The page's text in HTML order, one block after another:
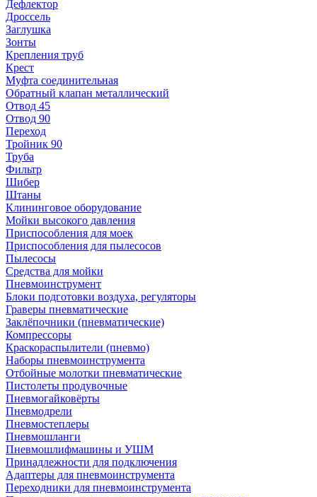
Дефлектор
Дроссель
Заглушка
Зонты
Крепления труб
Крест
Муфта соединительная
Обратный клапан металлический
Отвод 45
Отвод 90
Переход
Тройник 90
Труба
Фильтр
Шибер
Штаны
Клининговое оборудование
Мойки высокого давления
Приспособления для моек
Приспособления для пылесосов
Пылесосы
Средства для мойки
Пневмоинструмент
Блоки подготовки воздуха, регуляторы
Граверы пневматические
Заклёпочники (пневматические)
Компрессоры
Краскораспылители (пневмо)
Наборы пневмоинструмента
Отбойные молотки пневматические
Пистолеты продувочные
Пневмогайковёрты
Пневмодрели
Пневмостеплеры
Пневмошланги
Пневмошлифмашины и УШМ
Принадлежности для подключения
Адаптеры для пневмоинструмента
Переходники для пневмоинструмента